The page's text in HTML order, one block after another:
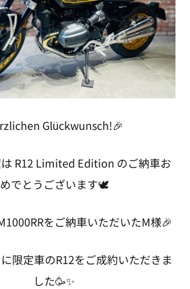
Glückwunsch!🎉
R12 Limited Edition のご納車お
めでとうございます🕊
をご納車いただいたM様🎉
限定車のR12をご成約いただきま
した🥳✨